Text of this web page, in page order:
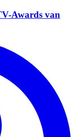
Awards van